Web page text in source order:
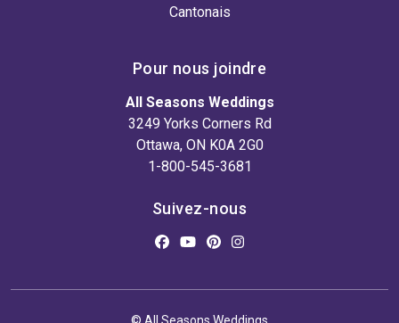
Cantonais
Pour nous joindre
All Seasons Weddings
3249 Yorks Corners Rd
Ottawa, ON K0A 2G0
1-800-545-3681
Suivez-nous